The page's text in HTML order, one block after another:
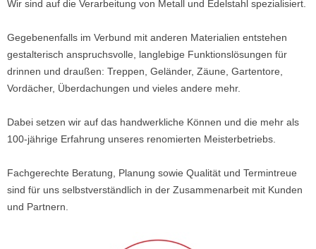
Wir sind auf die Verarbeitung von Metall und Edelstahl spezialisiert.
Gegebenenfalls im Verbund mit anderen Materialien entstehen
gestalterisch anspruchsvolle, langlebige Funktionslösungen für
drinnen und draußen: Treppen, Geländer, Zäune, Gartentore,
Vordächer, Überdachungen und vieles andere mehr.
Dabei setzen wir auf das handwerkliche Können und die mehr als
100-jährige Erfahrung unseres renomierten Meisterbetriebs.
Fachgerechte Beratung, Planung sowie Qualität und Termintreue
sind für uns selbstverständlich in der Zusammenarbeit mit Kunden
und Partnern.